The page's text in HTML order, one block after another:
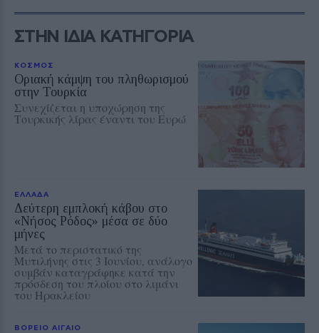
ΣΤΗΝ ΙΔΙΑ ΚΑΤΗΓΟΡΙΑ
ΚΟΣΜΟΣ
Οριακή κάμψη του πληθωρισμού
στην Τουρκία
Συνεχίζεται η υποχώρηση της
Τουρκικής λίρας έναντι του Ευρώ
ΕΛΛΑΔΑ
Δεύτερη εμπλοκή κάβου στο
«Νήσος Ρόδος» μέσα σε δύο
μήνες
Μετά το περιστατικό της
Μυτιλήνης στις 3 Ιουνίου, ανάλογο
συμβάν καταγράφηκε κατά την
πρόσδεση του πλοίου στο λιμάνι
του Ηρακλείου
ΒΟΡΕΙΟ ΑΙΓΑΙΟ